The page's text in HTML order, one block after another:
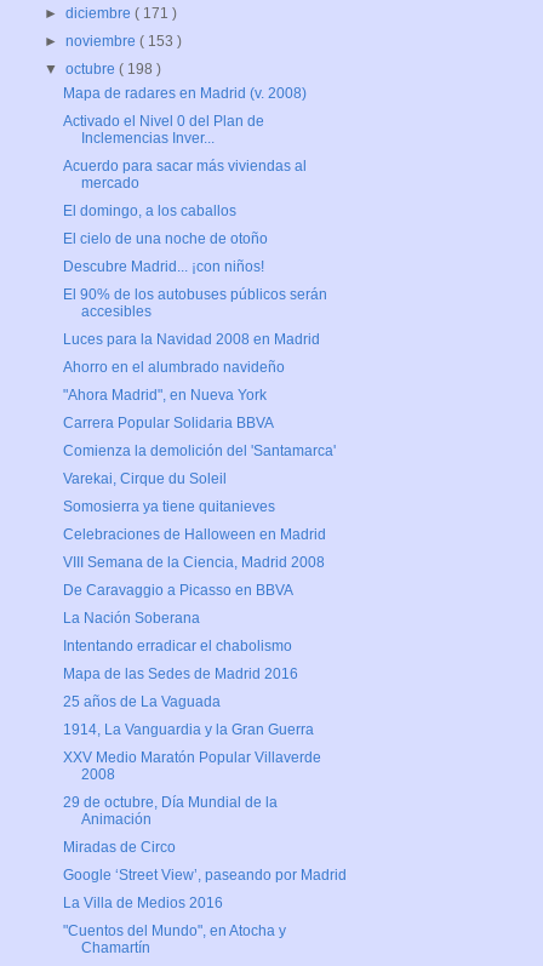
►diciembre( 171 )
►noviembre( 153 )
▼octubre( 198 )
Mapa de radares en Madrid (v. 2008)
Activado el Nivel 0 del Plan de
Inclemencias Inver...
Acuerdo para sacar más viviendas al
mercado
El domingo, a los caballos
El cielo de una noche de otoño
Descubre Madrid... ¡con niños!
El 90% de los autobuses públicos serán
accesibles
Luces para la Navidad 2008 en Madrid
Ahorro en el alumbrado navideño
"Ahora Madrid", en Nueva York
Carrera Popular Solidaria BBVA
Comienza la demolición del 'Santamarca'
Varekai, Cirque du Soleil
Somosierra ya tiene quitanieves
Celebraciones de Halloween en Madrid
VIII Semana de la Ciencia, Madrid 2008
De Caravaggio a Picasso en BBVA
La Nación Soberana
Intentando erradicar el chabolismo
Mapa de las Sedes de Madrid 2016
25 años de La Vaguada
1914, La Vanguardia y la Gran Guerra
XXV Medio Maratón Popular Villaverde
2008
29 de octubre, Día Mundial de la
Animación
Miradas de Circo
Google ‘Street View’, paseando por Madrid
La Villa de Medios 2016
"Cuentos del Mundo", en Atocha y
Chamartín